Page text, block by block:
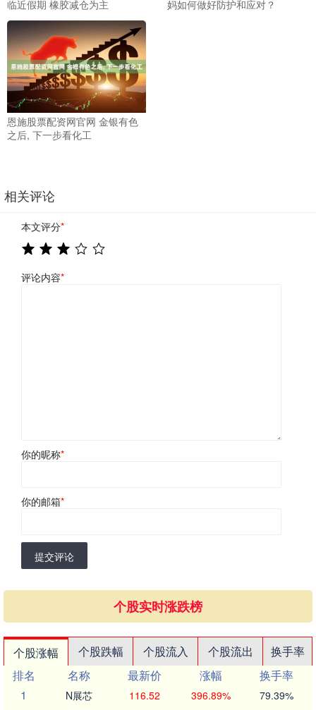
临近假期 橡胶减仓为主 妈如何做好防护和应对？
恩施股票配资网官网 金银有色
之后, 下一步看化工
相关评论
本文评分*
评论内容*
你的昵称*
你的邮箱*
提交评论
个股实时涨跌榜
个股涨幅 个股跌幅 个股流入 个股流出
换手率
排名
名称 最新价 涨幅
换手率
1
N展芯 116.52 396.89% 79.39%